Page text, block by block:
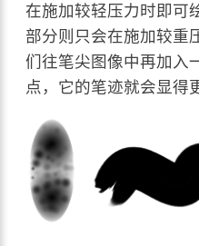
在施加较轻压力时即可
部分则只会在施加较重
们往笔尖图像中再加入
点，它的笔迹就会显得